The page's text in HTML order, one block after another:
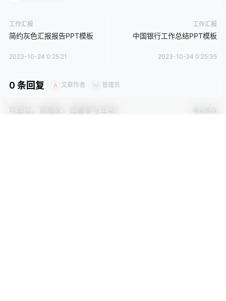
工作汇报
简约灰色汇报报告PPT模板
2023-10-24 0:25:21
工作汇报
中国银行工作总结PPT模板
2023-10-24 0:25:35
0 条回复 A 文章作者 M 管理员
欢迎您，新朋友，感谢参与互动！ 确认修改